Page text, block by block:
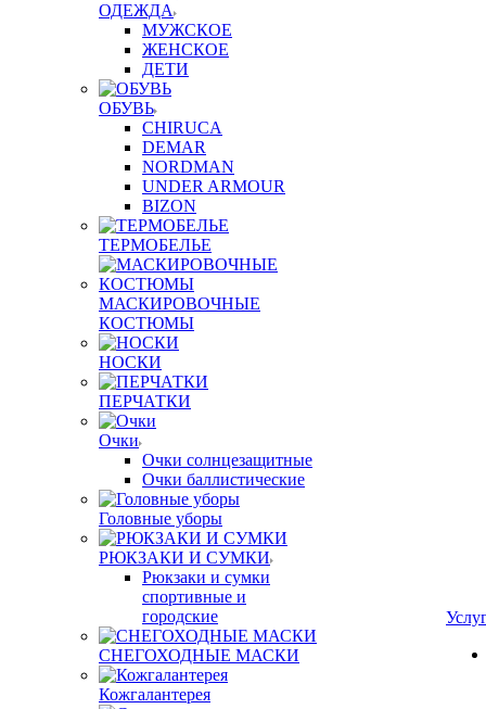
ОДЕЖДА
МУЖСКОЕ
ЖЕНСКОЕ
ДЕТИ
ОБУВЬ
CHIRUCA
DEMAR
NORDMAN
UNDER ARMOUR
BIZON
ТЕРМОБЕЛЬЕ
МАСКИРОВОЧНЫЕ
КОСТЮМЫ
НОСКИ
ПЕРЧАТКИ
Очки
Очки солнцезащитные
Очки баллистические
Головные уборы
РЮКЗАКИ И СУМКИ
Рюкзаки и сумки
спортивные и
городские
СНЕГОХОДНЫЕ МАСКИ
Кожгалантерея